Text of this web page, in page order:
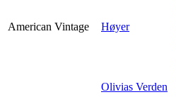
American Vintage Høyer
Olivias Verden